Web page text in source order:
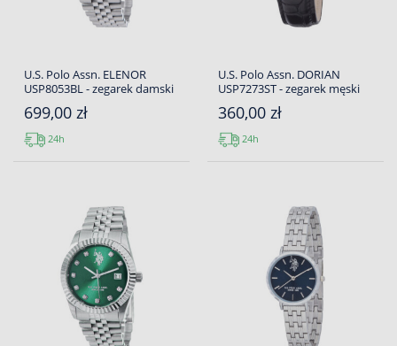
U.S. Polo Assn. ELENOR
USP8053BL - zegarek damski
699,00 zł
24h
U.S. Polo Assn. DORIAN
USP7273ST - zegarek męski
360,00 zł
24h